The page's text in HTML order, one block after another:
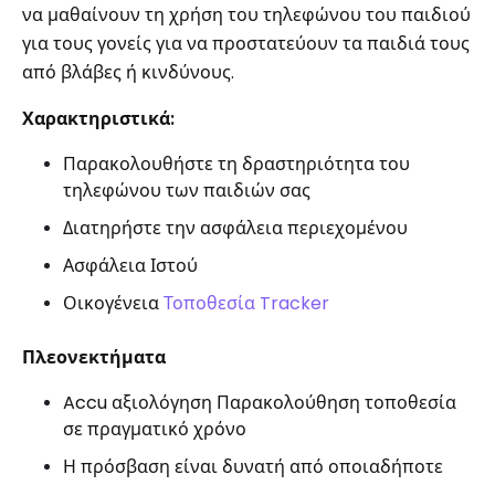
να μαθαίνουν τη χρήση του τηλεφώνου του παιδιού
για τους γονείς για να προστατεύουν τα παιδιά τους
από βλάβες ή κινδύνους.
Χαρακτηριστικά:
Παρακολουθήστε τη δραστηριότητα του
τηλεφώνου των παιδιών σας
Διατηρήστε την ασφάλεια περιεχομένου
Ασφάλεια Ιστού
ΟικογένειαΤοποθεσία Tracker
Πλεονεκτήματα
Accu αξιολόγηση Παρακολούθηση τοποθεσία
σε πραγματικό χρόνο
Η πρόσβαση είναι δυνατή από οποιαδήποτε